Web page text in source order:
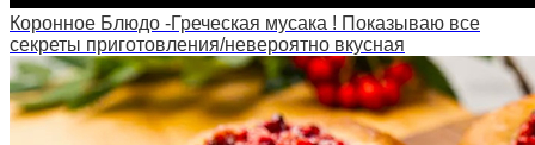
Коронное Блюдо -Греческая мусака ! Показываю все
секреты приготовления/невероятно вкусная